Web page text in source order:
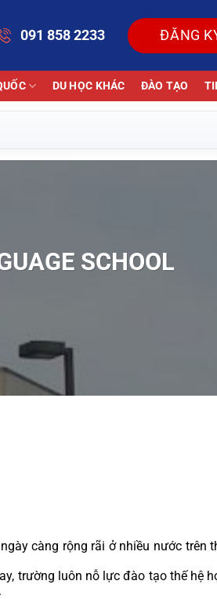
091 858 2233 ĐĂNG
DU HỌC KHÁC ĐÀO TẠO
SCHOOL
càng rộng rãi ở nhiều nước trên
trường luôn nỗ lực đào tạo thế hệ